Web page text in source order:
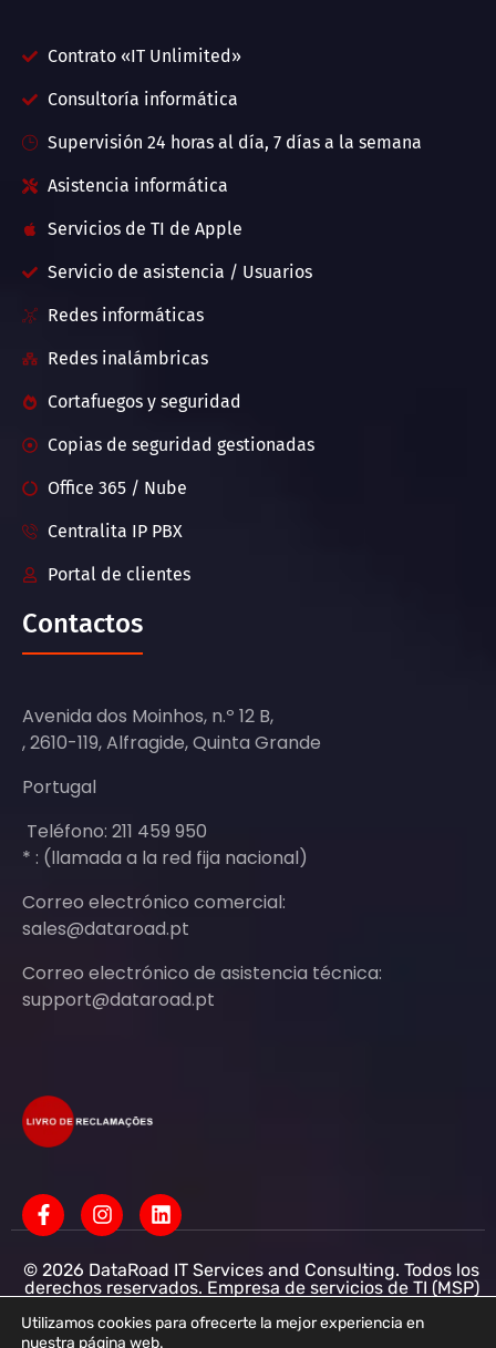
Contrato «IT Unlimited»
Consultoría informática
Supervisión 24 horas al día, 7 días a la semana
Asistencia informática
Servicios de TI de Apple
Servicio de asistencia / Usuarios
Redes informáticas
Redes inalámbricas
Cortafuegos y seguridad
Copias de seguridad gestionadas
Office 365 / Nube
Centralita IP PBX
Portal de clientes
Contactos
Avenida dos Moinhos, n.º 12 B,
, 2610-119, Alfragide, Quinta Grande
Portugal
Teléfono: 211 459 950
* : (llamada a la red fija nacional)
Correo electrónico comercial:
sales@dataroad.pt
Correo electrónico de asistencia técnica:
support@dataroad.pt
© 2026 DataRoad IT Services and Consulting. Todos los
derechos reservados. Empresa de servicios de TI (MSP)
informáticas para empresas - Soporte informático
Utilizamos cookies para ofrecerte la mejor experiencia en
nuestra página web.